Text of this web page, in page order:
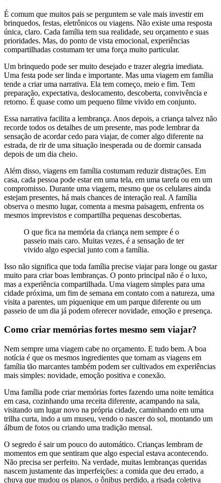
É comum que muitos pais se perguntem se vale mais investir em
brinquedos, festas, eletrônicos ou viagens. Não existe uma resposta
única, claro. Cada família tem sua realidade, seu orçamento e suas
prioridades. Mas, do ponto de vista emocional, experiências
compartilhadas costumam ter uma força muito particular.
Um brinquedo pode ser muito desejado e trazer alegria imediata.
Uma festa pode ser linda e importante. Mas uma viagem em família
tende a criar uma narrativa. Ela tem começo, meio e fim. Tem
preparação, expectativa, deslocamento, descoberta, convivência e
retorno. É quase como um pequeno filme vivido em conjunto.
Essa narrativa facilita a lembrança. Anos depois, a criança talvez não
recorde todos os detalhes de um presente, mas pode lembrar da
sensação de acordar cedo para viajar, de comer algo diferente na
estrada, de rir de uma situação inesperada ou de dormir cansada
depois de um dia cheio.
Além disso, viagens em família costumam reduzir distrações. Em
casa, cada pessoa pode estar em uma tela, em uma tarefa ou em um
compromisso. Durante uma viagem, mesmo que os celulares ainda
estejam presentes, há mais chances de interação real. A família
observa o mesmo lugar, comenta a mesma paisagem, enfrenta os
mesmos imprevistos e compartilha pequenas descobertas.
O que fica na memória da criança nem sempre é o
passeio mais caro. Muitas vezes, é a sensação de ter
vivido algo especial junto com a família.
Isso não significa que toda família precise viajar para longe ou gastar
muito para criar boas lembranças. O ponto principal não é o luxo,
mas a experiência compartilhada. Uma viagem simples para uma
cidade próxima, um fim de semana em contato com a natureza, uma
visita a parentes, um piquenique em um parque diferente ou um
passeio de um dia já podem oferecer novidade, emoção e presença.
Como criar memórias fortes mesmo sem viajar?
Nem sempre uma viagem cabe no orçamento. E tudo bem. A boa
notícia é que os mesmos ingredientes que tornam as viagens em
família tão marcantes também podem ser cultivados em experiências
mais simples: novidade, emoção positiva e conexão.
Uma família pode criar memórias fortes fazendo uma noite temática
em casa, cozinhando uma receita diferente, acampando na sala,
visitando um lugar novo na própria cidade, caminhando em uma
trilha curta, indo a um museu, vendo o nascer do sol, montando um
álbum de fotos ou criando uma tradição mensal.
O segredo é sair um pouco do automático. Crianças lembram de
momentos em que sentiram que algo especial estava acontecendo.
Não precisa ser perfeito. Na verdade, muitas lembranças queridas
nascem justamente das imperfeições: a comida que deu errado, a
chuva que mudou os planos, o ônibus perdido, a risada coletiva